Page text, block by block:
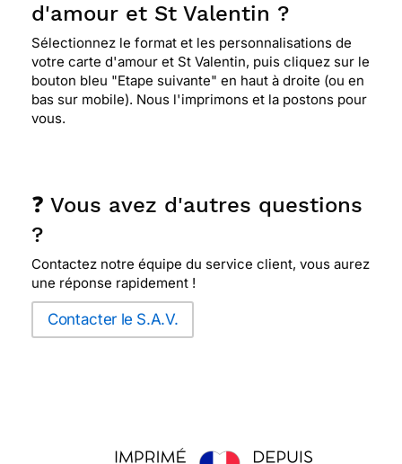
d'amour et St Valentin ?
Sélectionnez le format et les personnalisations de
votre carte d'amour et St Valentin, puis cliquez sur le
bouton bleu "Etape suivante" en haut à droite (ou en
bas sur mobile). Nous l'imprimons et la postons pour
vous.
❓ Vous avez d'autres questions
?
Contactez notre équipe du service client, vous aurez
une réponse rapidement !
Contacter le S.A.V.